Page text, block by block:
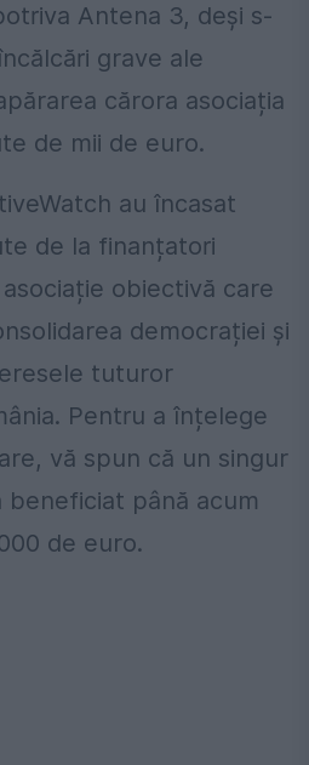
Antena 3, deși s-
grave ale
cărora asociația
de mii de euro.
au încasat
de la finanțatori
obiectivă care
democrației și
tuturor
Pentru a înțelege
vă spun că un singur
beneficiat până acum
de euro.